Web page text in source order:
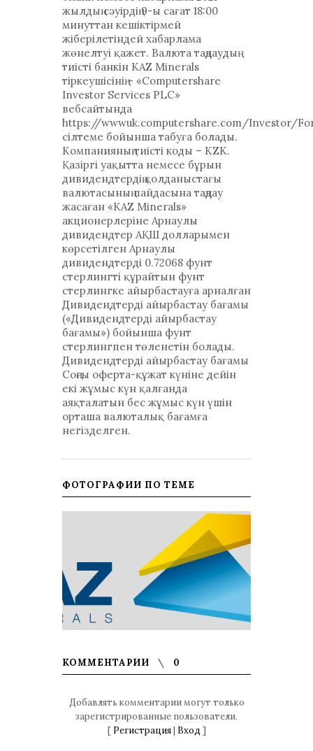
жылдың сәуірдің 9-ы сағат 18:00
минуттан кешіктірмей
жіберілетіндей хабарлама
жөнелтуі қажет. Валюта таңдаудың
тиісті банкін KAZ Minerals
тіркеушісінің – «Computershare
Investor Services PLC»
вебсайтында
https://wwwuk.computershare.com/Investor/
сілтеме бойынша табуға болады.
Компанияның тиісті коды – KZK.
Қазіргі уақытта немесе бұрын
дивидендтердің қолданыстағы
валютасының пайдасына таңдау
жасаған «KAZ Minerals»
акционерлеріне Арнаулы
дивидендтер АҚШ долларымен
көрсетілген Арнаулы
дивидендтерді 0.72068 фунт
стерлингті құрайтын фунт
стерлингке айырбастауға арналған
Дивидендтерді айырбастау бағамы
(«Дивидендтерді айырбастау
бағамы») бойынша фунт
стерлингпен төленетін болады.
Дивидендтерді айырбастау бағамы
Соңғы оферта-құжат күніне дейін
екі жұмыс күн қалғанда
аяқталатын бес жұмыс күн үшін
орташа валюталық бағамға
негізделген.
ФОТОГРАФИИ ПО ТЕМЕ
КОММЕНТАРИИ 0
Добавлять комментарии могут только
зарегистрированные пользователи.
[ Регистрация| Вход ]